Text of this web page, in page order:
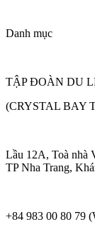
Danh mục
TẬP ĐOÀN DU
(CRYSTAL BAY
Lầu 12A, Toà nhà
TP Nha Trang,
+84 983 00 80 79